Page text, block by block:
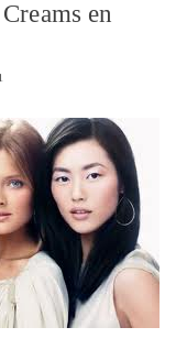
en